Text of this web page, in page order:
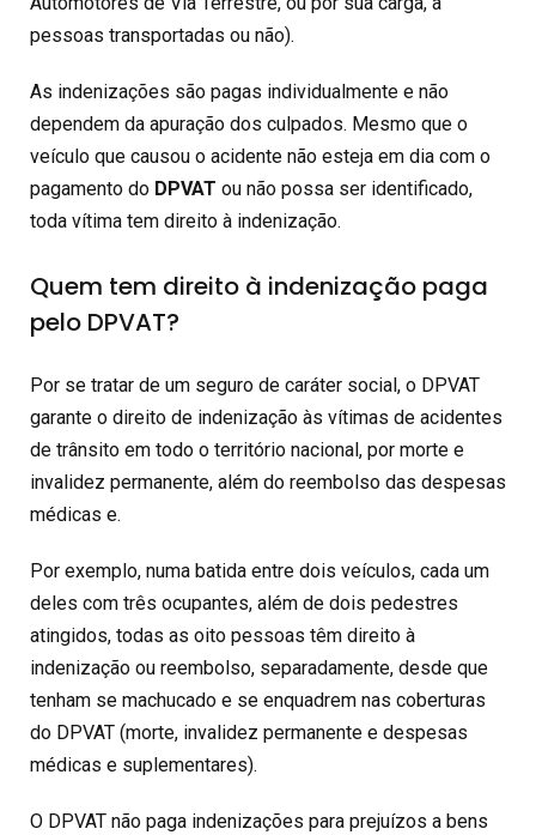
pessoas transportadas ou não).
As indenizações são pagas individualmente e não
dependem da apuração dos culpados. Mesmo que o
veículo que causou o acidente não esteja em dia com o
pagamento do DPVAT ou não possa ser identificado,
toda vítima tem direito à indenização.
Quem tem direito à indenização paga
pelo DPVAT?
Por se tratar de um seguro de caráter social, o DPVAT
garante o direito de indenização às vítimas de acidentes
de trânsito em todo o território nacional, por morte e
invalidez permanente, além do reembolso das despesas
médicas e.
Por exemplo, numa batida entre dois veículos, cada um
deles com três ocupantes, além de dois pedestres
atingidos, todas as oito pessoas têm direito à
indenização ou reembolso, separadamente, desde que
tenham se machucado e se enquadrem nas coberturas
do DPVAT (morte, invalidez permanente e despesas
médicas e suplementares).
O DPVAT não paga indenizações para prejuízos a bens